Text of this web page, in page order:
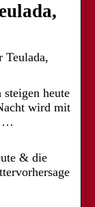
Teulada,
heute
wird mit
…
& die